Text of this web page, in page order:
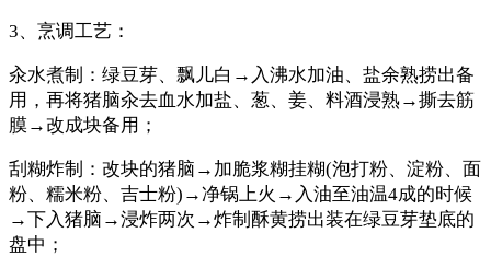
3、烹调工艺：
汆水煮制：绿豆芽、飘儿白→入沸水加油、盐余熟捞出备
用，再将猪脑汆去血水加盐、葱、姜、料酒浸熟→撕去筋
膜→改成块备用；
刮糊炸制：改块的猪脑→加脆浆糊挂糊(泡打粉、淀粉、面
粉、糯米粉、吉士粉)→净锅上火→入油至油温4成的时候
→下入猪脑→浸炸两次→炸制酥黄捞出装在绿豆芽垫底的
盘中；